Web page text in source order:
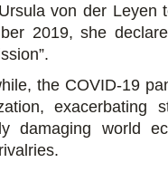
von der Leyen
2019, she
the COVID-19
exacerbating
damaging world